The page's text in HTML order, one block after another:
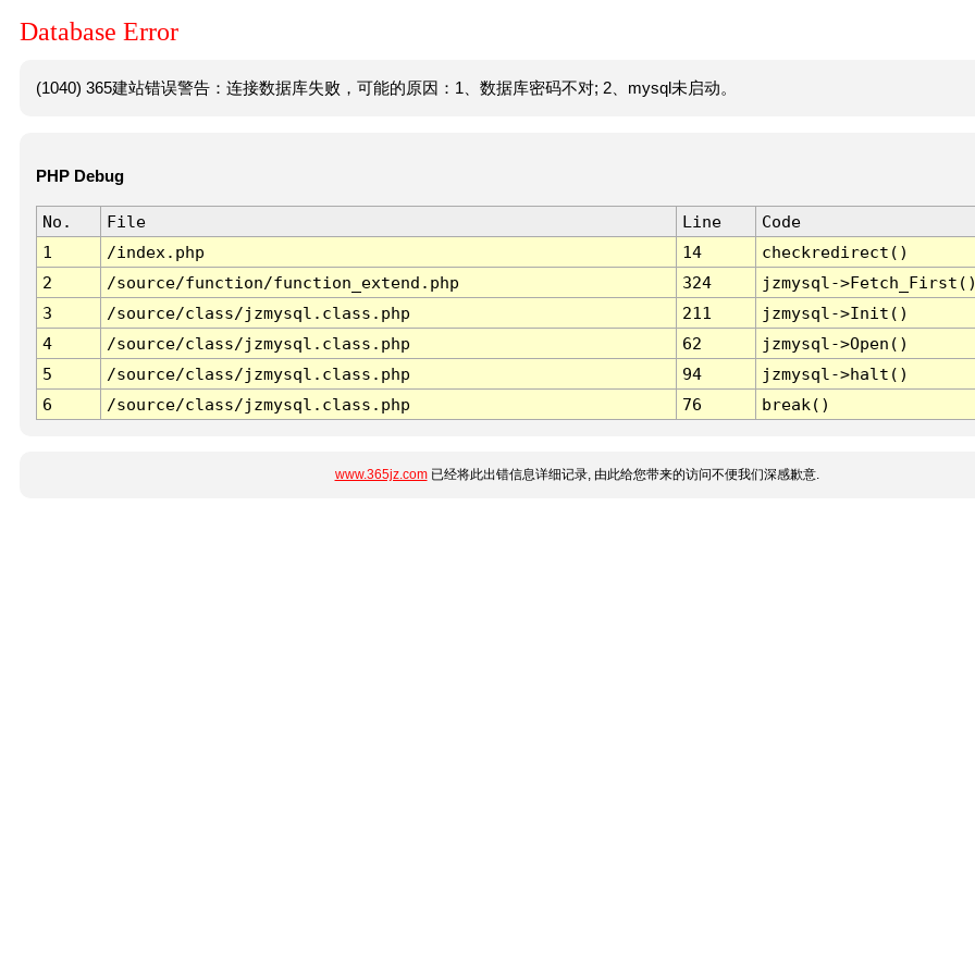
Database Error
(1040) 365建站错误警告：连接数据库失败，可能的原因：1、数据库密码不对; 2、mysql未启动。
PHP Debug
No. File Line
Code
1
/index.php 14
checkredirect()
2
/source/function/function_extend.php 324
jzmysql-
3
/source/class/jzmysql.class.php 211
jzmysql->Init()
4
/source/class/jzmysql.class.php 62
jzmysql->Open()
5
/source/class/jzmysql.class.php 94
jzmysql->halt()
6
/source/class/jzmysql.class.php 76 break()
www.365jz.com已经将此出错信息详细记录, 由此给您带来的访问不便我们深感歉意.